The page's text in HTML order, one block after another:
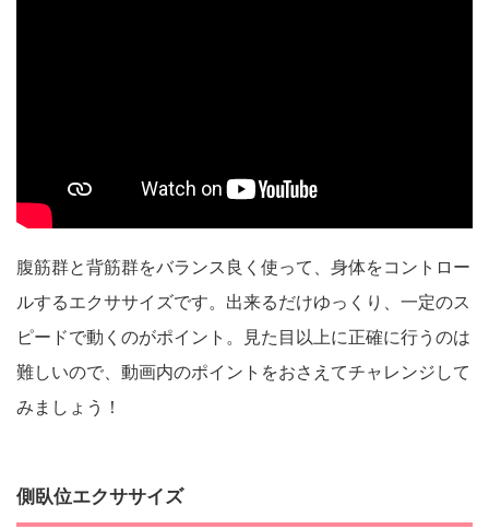
腹筋群と背筋群をバランス良く使って、身体をコントロー
ルするエクササイズです。出来るだけゆっくり、一定のス
ピードで動くのがポイント。見た目以上に正確に行うのは
難しいので、動画内のポイントをおさえてチャレンジして
みましょう！
側臥位エクササイズ